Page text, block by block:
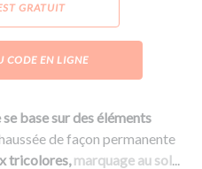
GRATUIT
CODE EN LIGNE
base sur des éléments
de façon permanente
tricolores,marquage au sol...